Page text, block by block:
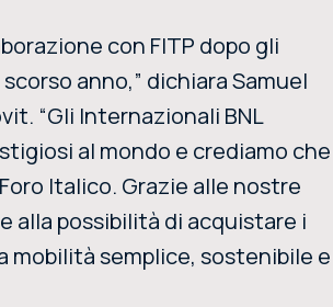
con FITP dopo gli
anno,” dichiara Samuel
“Gli Internazionali BNL
al mondo e crediamo che
Italico. Grazie alle nostre
alla possibilità di acquistare i
mobilità semplice, sostenibile e